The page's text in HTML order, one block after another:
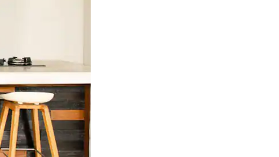
abajo, o bien tocando y deslizando la pantalla.